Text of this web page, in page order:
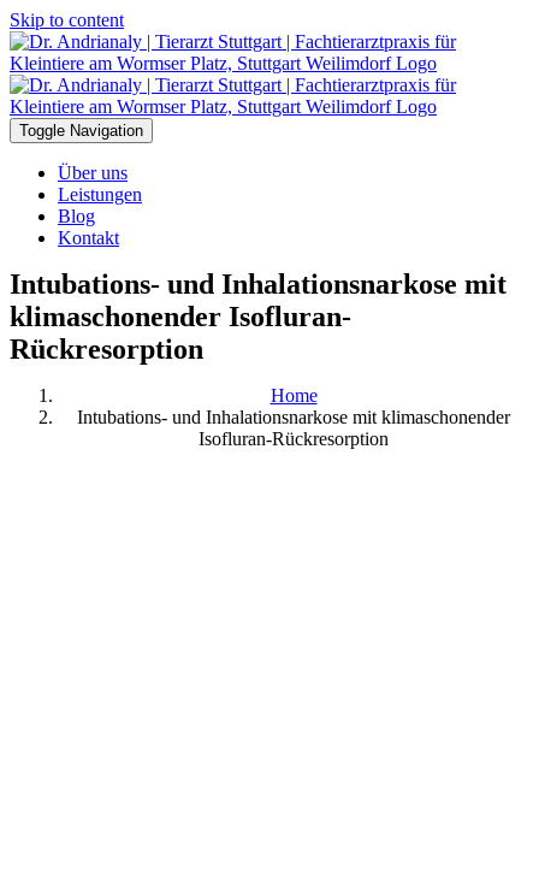
Skip to content
Toggle Navigation
Über uns
Leistungen
Blog
Kontakt
Intubations- und Inhalationsnarkose mit
klimaschonender Isofluran-
Rückresorption
Home
Intubations- und Inhalationsnarkose mit klimaschonender
Isofluran-Rückresorption